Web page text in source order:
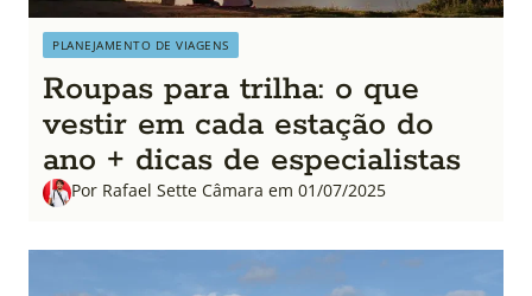
PLANEJAMENTO DE VIAGENS
Roupas para trilha: o que
vestir em cada estação do
ano + dicas de especialistas
Por Rafael Sette Câmara em 01/07/2025